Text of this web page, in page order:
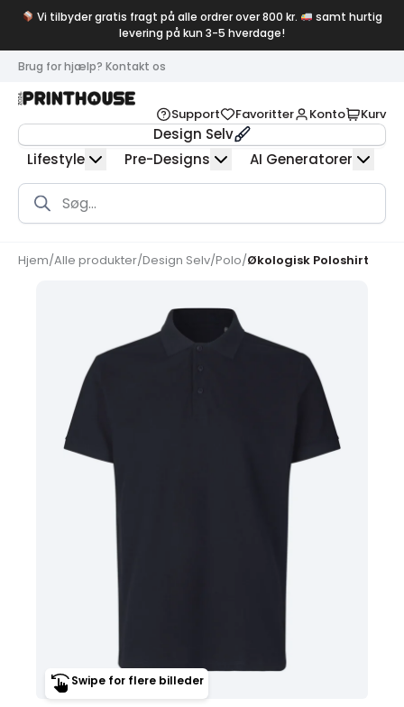
Vi tilbyder gratis fragt på alle ordrer over 800 kr.
samt hurtig
levering på kun 3-5 hverdage!
Brug for hjælp? Kontakt os
Support Favoritter Konto Kurv
Design Selv
Lifestyle
Pre-Designs AI Generatorer
Products
search
Hjem/Alle produkter/Design Selv/Polo/Økologisk Poloshirt
Swipe for flere billeder